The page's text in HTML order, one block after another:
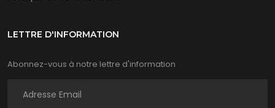
LETTRE D'INFORMATION
Abonnez-vous à notre lettre d'information